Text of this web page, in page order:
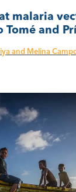
malaria
Tomé and
and Melina